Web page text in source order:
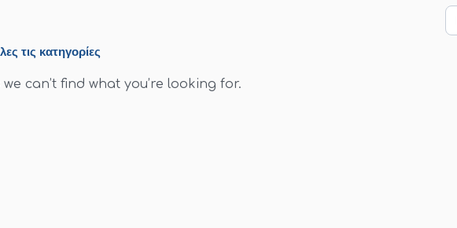
τις κατηγορίες
we can’t find what you’re looking for.